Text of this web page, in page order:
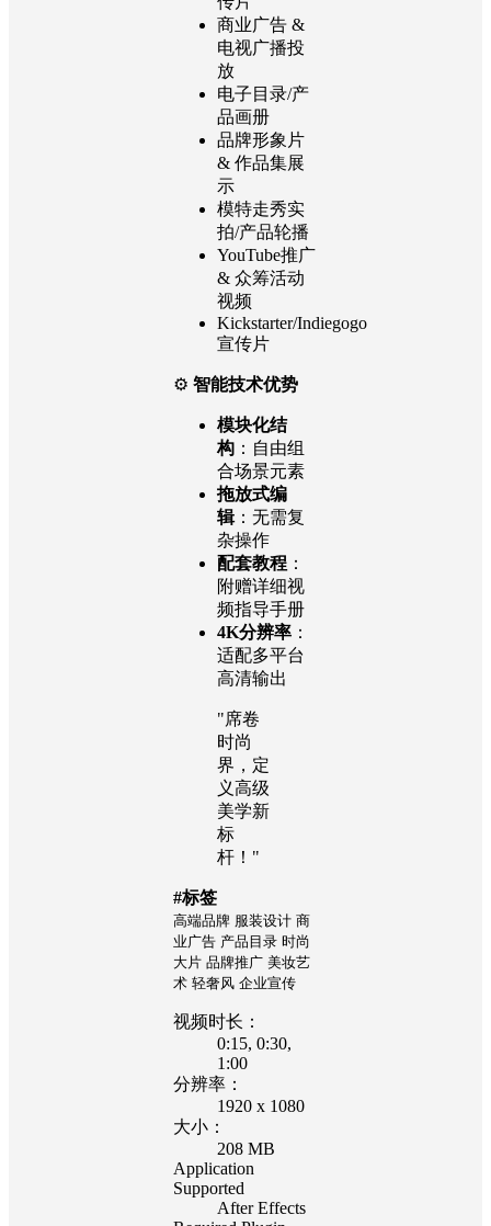
商业广告 &
电视广播投
放
电子目录/产
品画册
品牌形象片
& 作品集展
示
模特走秀实
拍/产品轮播
YouTube推广
& 众筹活动
视频
Kickstarter/Indiegogo
宣传片
⚙️ 智能技术优势
模块化结
构 ：自由组
合场景元素
拖放式编
辑：无需复
杂操作
配套教程 ：
附赠详细视
频指导手册
4K分辨率 ：
适配多平台
高清输出
"席卷
时尚
界，定
义高级
美学新
标
杆！"
#标签
高端品牌 服装设计 商
业广告 产品目录 时尚
大片 品牌推广 美妆艺
术 轻奢风 企业宣传
视频时长：
0:15, 0:30,
1:00
分辨率：
1920 x 1080
大小：
208 MB
Application
Supported
After Effects